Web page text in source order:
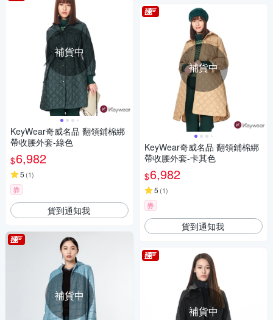
補貨中
KeyWear奇威名品 翻領鋪棉綁
帶收腰外套-綠色
$6,982
5 (1)
券
貨到通知我
補貨中
補貨中
KeyWear奇威名品 翻領鋪棉綁
帶收腰外套-卡其色
$6,982
5 (1)
券
貨到通知我
補貨中